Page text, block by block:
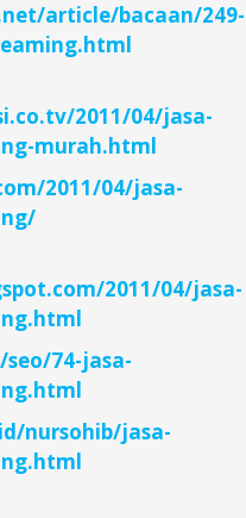
article/bacaan/249-
2011/04/jasa-
murah.html
2011/04/jasa-
2011/04/jasa-
74-jasa-
nursohib/jasa-